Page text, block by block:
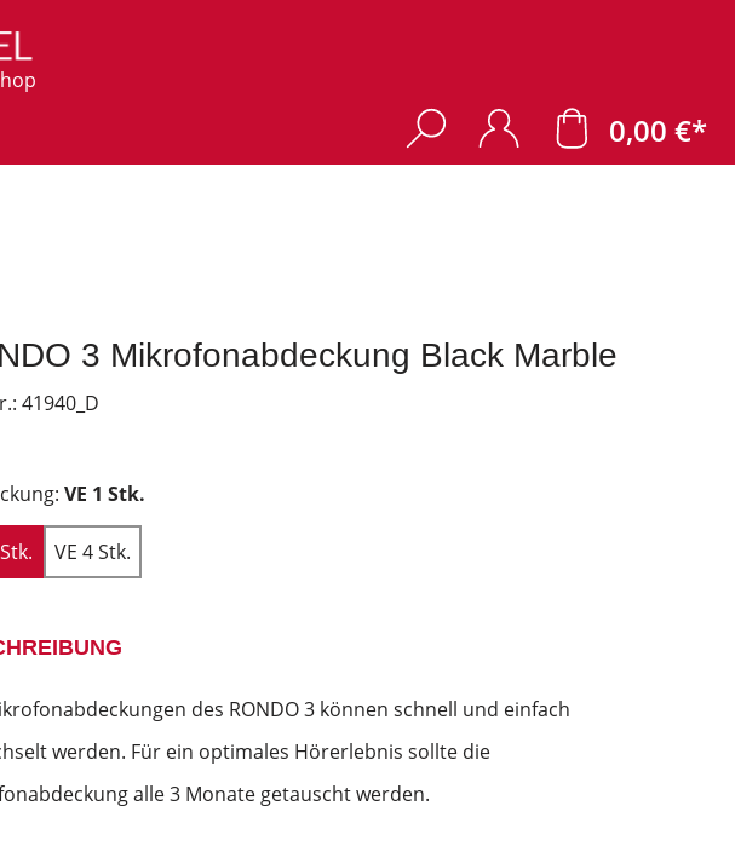
0,00 €*
3 Mikrofonabdeckung Black Marble
41940_D
VE 1 Stk.
VE 4 Stk.
des RONDO 3 können schnell und einfach
werden. Für ein optimales Hörerlebnis sollte die
alle 3 Monate getauscht werden.